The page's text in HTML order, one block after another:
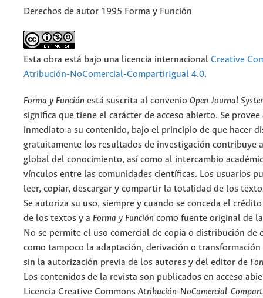
Derechos de autor 1995 Forma y Función
Esta obra está bajo una licencia internacional Creative
Atribución-NoComercial-CompartirIgual 4.0.
Forma y Función está suscrita al convenio Open Journal
significa que tiene el carácter de acceso abierto. Se provee
inmediato a su contenido, bajo el principio de que hacer
gratuitamente los resultados de investigación contribuye
global del conocimiento, así como al intercambio
vínculos entre las comunidades científicas. Los usuarios
leer, copiar, descargar y compartir la totalidad de los
Se autoriza su uso, siempre y cuando se conceda el
de los textos y a Forma y Función como fuente original de
No se permite el uso comercial de copia o distribución de
como tampoco la adaptación, derivación o transformación
sin la autorización previa de los autores y del editor de
Los contenidos de la revista son publicados en acceso
Licencia Creative Commons Atribución-NoComercial-